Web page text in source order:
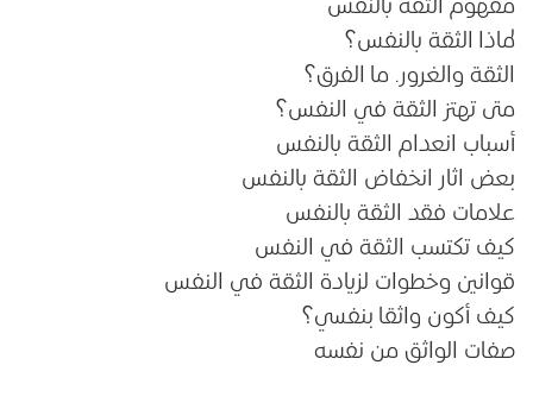
لماذا الثقة بالنفس؟
الثقة والغرور. ما الفرق؟
متى تهتز الثقة في النفس؟
أسباب انعدام الثقة بالنفس
بعض اثار انخفاض الثقة بالنفس
علامات فقد الثقة بالنفس
كيف تكتسب الثقة في النفس
قوانين وخطوات لزيادة الثقة في النفس
كيف أكون واثقا بنفسي؟
صفات الواثق من نفسه